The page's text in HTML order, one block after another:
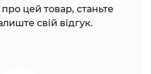
цей товар, станьте
свій відгук.